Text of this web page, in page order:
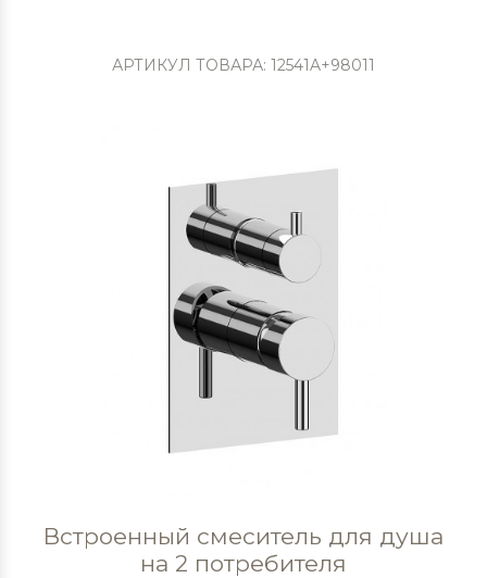
АРТИКУЛ ТОВАРА: 12541A+98011
Встроенный смеситель для душа
на 2 потребителя